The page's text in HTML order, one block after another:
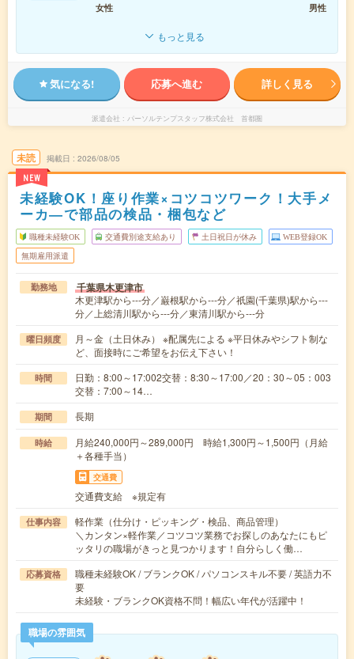
女性
男性
もっと見る
気になる! 応募へ進む 詳しく見る
派遣会社 パーソルテンプスタッフ株式会社 首都圏
未読
NEW
掲載日 2026/08/05
未経験OK！座り作業×コツコツワーク！大手メ
ーカ―で部品の検品・梱包など
職種未経験OK 交通費別途支給あり 土日祝日が休み WEB登録OK
無期雇用派遣
勤務地 千葉県木更津市
木更津駅から---分／巌根駅から---分／祇園(千葉県)駅から---
分／上総清川駅から---分／東清川駅から---分
曜日頻度
月～金（土日休み） ※配属先による ※平日休みやシフト制な
ど、面接時にご希望をお伝え下さい！
時間
日勤：8:00～17:002交替：8:30～17:00／20：30～05：003
交替：7:00～14…
期間 長期
時給
月給240,000円～289,000円 時給1,300円～1,500円（月給
＋各種手当）
交通費
交通費支給 ※規定有
仕事内容
軽作業（仕分け・ピッキング・検品、商品管理）
＼カンタン×軽作業／コツコツ業務でお探しのあなたにもピ
ッタリの職場がきっと見つかります！自分らしく働…
応募資格
職種未経験OK / ブランクOK / パソコンスキル不要 / 英語力不
要
未経験・ブランクOK資格不問！幅広い年代が活躍中！
職場の雰囲気